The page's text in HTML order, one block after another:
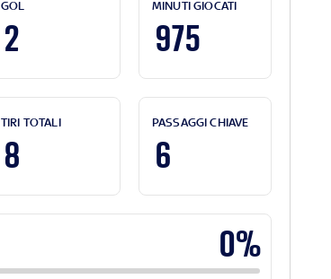
GOL
2
MINUTI GIOCATI
975
TIRI TOTALI
8
PASSAGGI CHIAVE
6
0%